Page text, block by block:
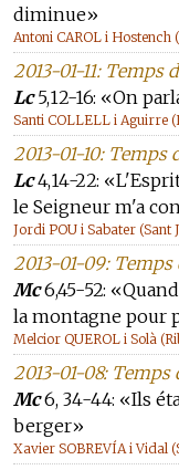
diminue»
Antoni CAROL i Hostench
2013-01-11: Temps
Lc5,12-16: «On
Santi COLLELL i Aguirre
2013-01-10:
Lc4,14-22:
le Seigneur m'a
Jordi POU i Sabater (Sant
2013-01-09:
Mc6,45-52:
la montagne pour
Melcior QUEROL i Solà
2013-01-08:
Mc6, 34-44: «Ils
berger»
Xavier SOBREVÍA i Vidal